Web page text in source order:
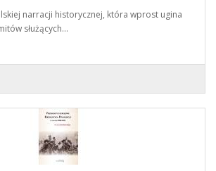
narracji historycznej, która wprost ugina
służących…